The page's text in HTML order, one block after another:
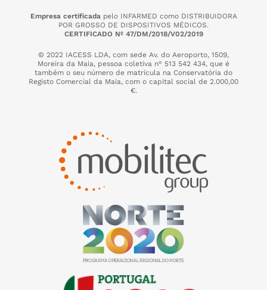
Empresa certificadapelo INFARMED como DISTRIBUIDORA
POR GROSSO DE DISPOSITIVOS MÉDICOS.
CERTIFICADO Nº 47/DM/2018/V02/2019
© 2022 IACESS LDA, com sede Av. do Aeroporto, 1509,
Moreira da Maia, pessoa coletiva n° 513 542 434, que é
também o seu número de matrícula na Conservatória do
Registo Comercial da Maia, com o capital social de 2.000,00
€.